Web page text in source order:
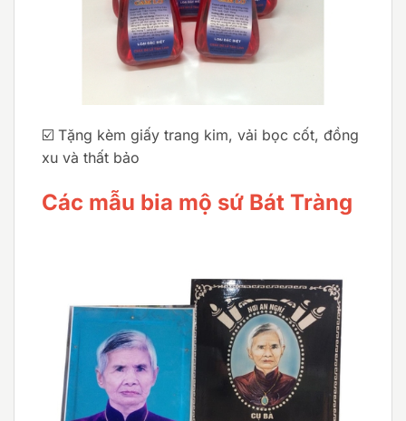
☑️ Tặng kèm giấy trang kim, vải bọc cốt, đồng
xu và thất bảo
Các mẫu bia mộ sứ Bát Tràng